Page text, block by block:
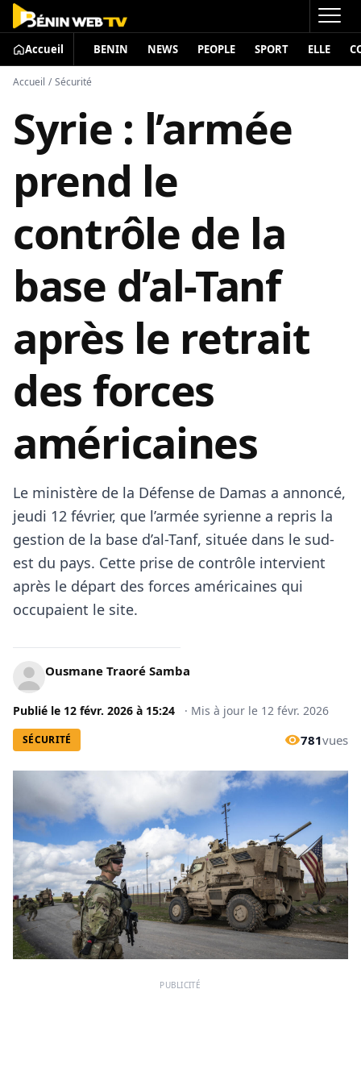
Accueil BENIN NEWS PEOPLE SPORT ELLE
Accueil / Sécurité
Syrie : l’armée
prend le
contrôle de la
base d’al-Tanf
après le retrait
des forces
américaines
Le ministère de la Défense de Damas a annoncé,
jeudi 12 février, que l’armée syrienne a repris la
gestion de la base d’al-Tanf, située dans le sud-
est du pays. Cette prise de contrôle intervient
après le départ des forces américaines qui
occupaient le site.
Ousmane Traoré Samba
Publié le 12 févr. 2026 à 15:24 · Mis à jour le 12 févr. 2026
SÉCURITÉ 781vues
PUBLICITÉ